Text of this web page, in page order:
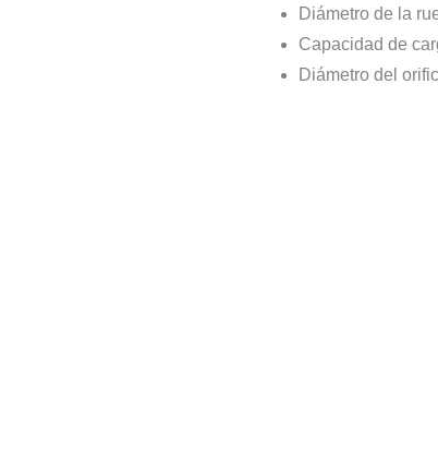
Diámetro de la
Capacidad de
Diámetro del